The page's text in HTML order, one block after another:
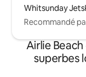
Whitsunday
Recommandé
Airlie
superbes